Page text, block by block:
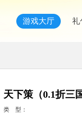
游戏大厅 礼
天下策（0.1折三
类 型：